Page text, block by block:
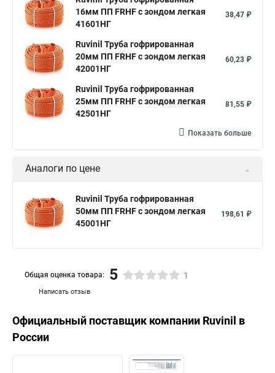
16мм ПП FRHF с зондом легкая
41601НГ
38,47 ₽
Ruvinil Труба гофрированная
20мм ПП FRHF с зондом легкая
42001НГ
60,23 ₽
Ruvinil Труба гофрированная
25мм ПП FRHF с зондом легкая
42501НГ
81,55 ₽
Показать больше
Аналоги по цене
Ruvinil Труба гофрированная
50мм ПП FRHF с зондом легкая
45001НГ
198,61 ₽
Написать отзыв
Общая оценка товара: 5 1
Официальный поставщик компании Ruvinil в
России